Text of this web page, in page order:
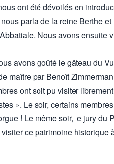
ont été dévoilés en
parla de la reine Berthe
Nous avons
avons goûté le gâteau du
maître par Benoît
ont soit pu visiter
». Le soir, certains
! Le même soir, le jury
ce patrimoine